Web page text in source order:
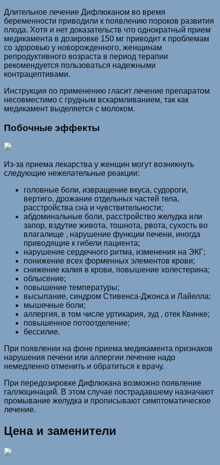
Длительное лечение Дифлюканом во время
беременности приводили к появлению пороков развития
плода. Хотя и нет доказательств что однократный прием
медикамента в дозировке 150 мг приводит к проблемам
со здоровью у новорожденного, женщинам
репродуктивного возраста в период терапии
рекомендуется пользоваться надежными
контрацептивами.
Инструкция по применению гласит лечение препаратом
несовместимо с грудным вскармливанием, так как
медикамент выделяется с молоком.
Побочные эффекты
Из-за приема лекарства у женщин могут возникнуть
следующие нежелательные реакции:
головные боли, извращение вкуса, судороги,
вертиго, дрожание отдельных частей тела,
расстройства сна и чувствительности;
абдоминальные боли, расстройство желудка или
запор, вздутие живота, тошнота, рвота, сухость во
влагалище , нарушение функции печени, иногда
приводящие к гибели пациента;
нарушение сердечного ритма, изменения на ЭКГ;
понижение всех форменных элементов крови;
снижение калия в крови, повышение холестерина;
облысение;
повышение температуры;
высыпание, синдром Стивенса-Джонса и Лайелла;
мышечные боли;
аллергия, в том числе уртикария, зуд , отек Квинке;
повышенное потоотделение;
бессилие.
При появлении на фоне приема медикамента признаков
нарушения печени или аллергии лечение надо
немедленно отменить и обратиться к врачу.
При передозировке Дифлюкана возможно появление
галлюцинаций. В этом случае пострадавшему назначают
промывание желудка и прописывают симптоматическое
лечение.
Цена и заменители